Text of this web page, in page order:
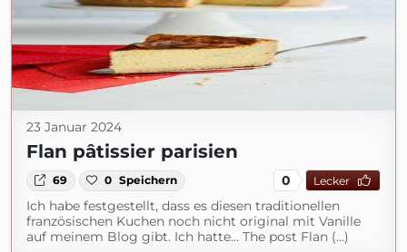
23 Januar 2024
Flan pâtissier parisien
69 0 Speichern 0 Lecker
Ich habe festgestellt, dass es diesen traditionellen
französischen Kuchen noch nicht original mit Vanille
auf meinem Blog gibt. Ich hatte... The post Flan (...)